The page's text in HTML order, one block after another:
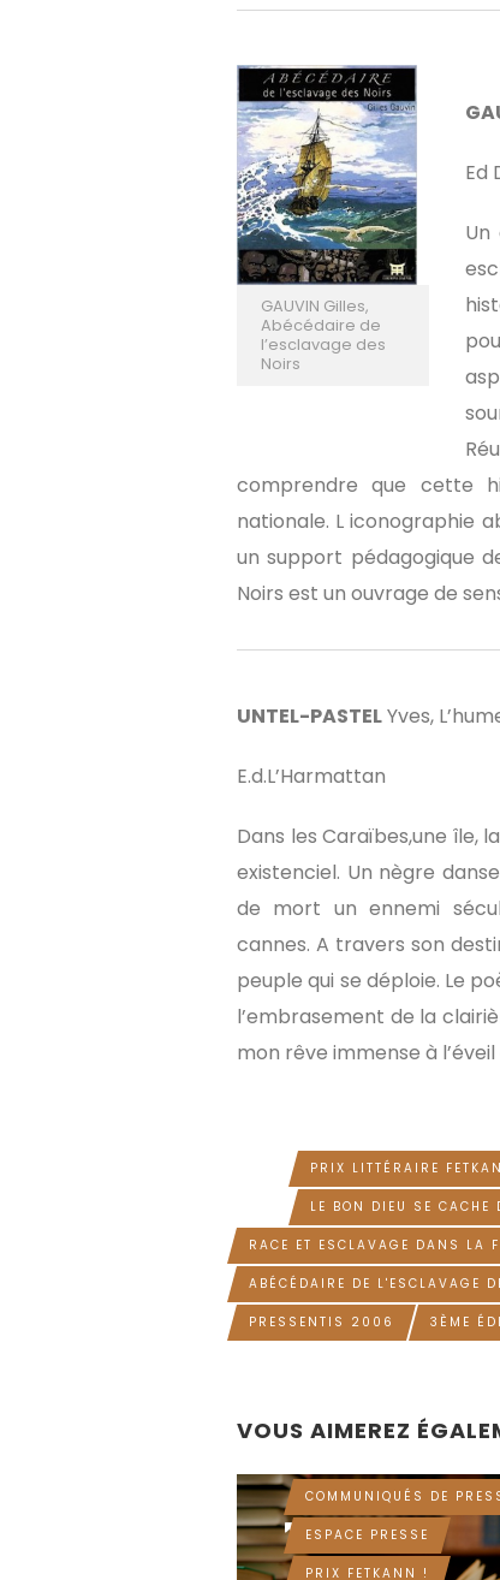
GAUVIN Gilles,
Abécédaire de
l’esclavage des
Noirs
Ed
comprendre que cette
nationale. L iconographie
un support pédagogique
Noirs est un ouvrage de
UNTEL-PASTELYves,
E.d.L’Harmattan
Dans les Caraïbes,une île,
existenciel. Un nègre
de mort un ennemi
cannes. A travers son
peuple qui se déploie. Le
l’embrasement de la
mon rêve immense à l’éveil
PRIX LITTÉRAIRE
LE BON DIEU SE CACHE
RACE ET ESCLAVAGE DANS LA
ABÉCÉDAIRE DE L'ESCLAVAGE
PRESSENTIS 2006 3ÈME
VOUS AIMEREZ
IL Y A 9 MOIS
COMMUNIQUÉS DE
ESPACE PRESSE
PRIX FETKANN !